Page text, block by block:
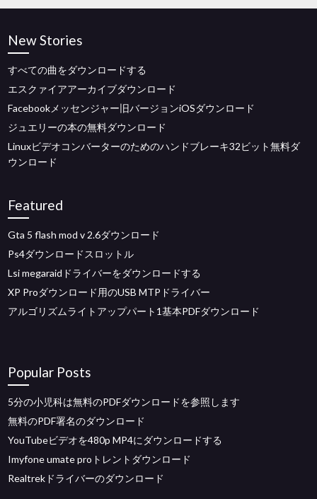
New Stories
すべての曲をダウンロードする
エスクァイアアーカイブダウンロード
Facebookメッセンジャー旧バージョンiOSダウンロード
ジュエリーの本の無料ダウンロード
Linuxビデオコンバーターのためのハンドブレーキ32ビット無料ダ
ウンロード
Featured
Gta 5 flash mod v 2.6ダウンロード
Ps4ダウンロードスロットル
Lsi megaraidドライバーをダウンロードする
XP Proダウンロード用のUSB MTPドライバー
アルゴリズムライトアップパート1基本PDFダウンロード
Popular Posts
5分の小児科は無料のPDFダウンロードを参照します
無料のPDF署名のダウンロード
YouTubeビデオを480p MP4にダウンロードする
Imyfone umate proトレントダウンロード
Realtrekドライバーのダウンロード